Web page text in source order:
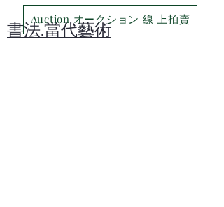
Auction オークション 線 上拍賣
​書法.當代藝術